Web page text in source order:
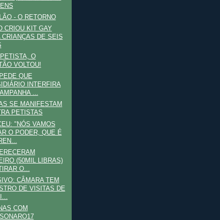
- O RETORNO
CRIOU KIT GAY
CRIANÇAS DE SEIS
O
VOLTOU!
QUE
INTERFIRA
...
SE MANIFESTAM
PETISTAS
"NÓS VAMOS
O PODER, QUE É
(50MIL LIBRAS)
O...
CÂMARA TEM
DE VISITAS DE
COM